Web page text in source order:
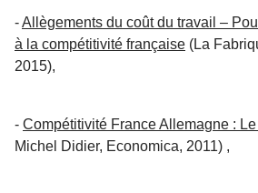
-Allègements du coût du travail –
à la compétitivité française (La
2015),
- Compétitivité France Allemagne :
Michel Didier, Economica, 2011) ,